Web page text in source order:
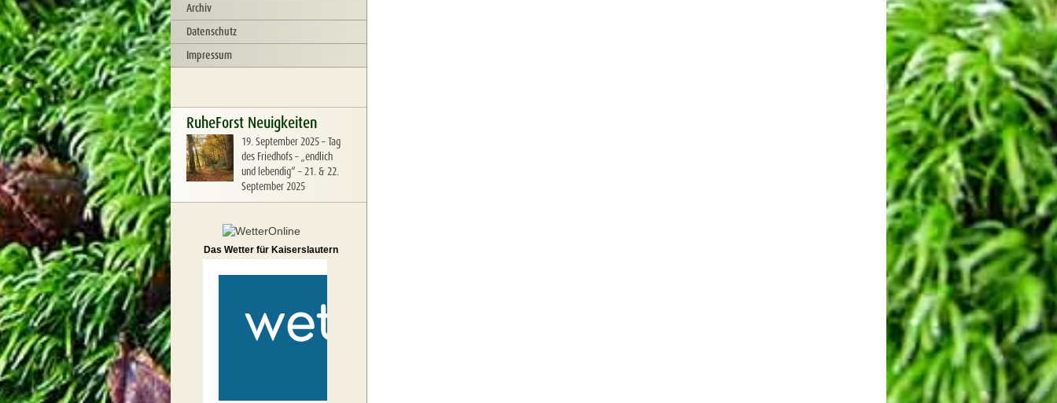
Archiv
Datenschutz
Impressum
RuheForst Neuigkeiten
19. September 2025–Tag
des Friedhofs – „endlich
und lebendig“ – 21. & 22.
September 2025
Das Wetter für Kaiserslautern